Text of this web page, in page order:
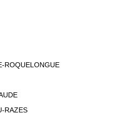
ROQUELONGUE
RAZES